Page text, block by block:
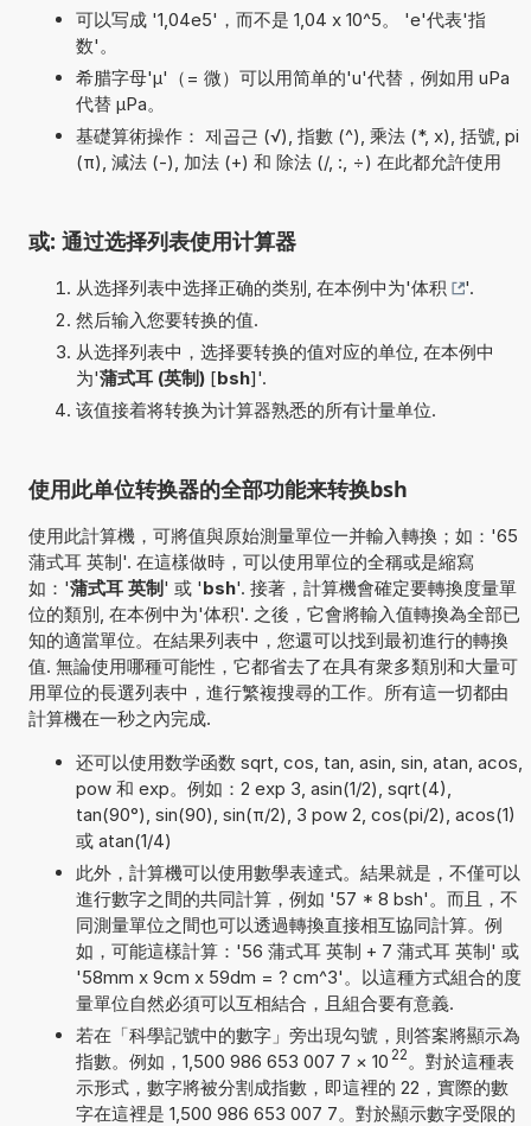
可以写成 '1,04e5'，而不是 1,04 x 10^5。 'e'代表'指
数'。
希腊字母'µ'（= 微）可以用简单的'u'代替，例如用 uPa
代替 µPa。
基礎算術操作： 제곱근 (√), 指數 (^), 乘法 (*, x), 括號, pi
(π), 減法 (-), 加法 (+) 和 除法 (/, :, ÷) 在此都允許使用
或: 通过选择列表使用计算器
从选择列表中选择正确的类别, 在本例中为'体积
'.
然后输入您要转换的值.
从选择列表中，选择要转换的值对应的单位, 在本例中
为'蒲式耳 (英制)[bsh]'.
该值接着将转换为计算器熟悉的所有计量单位.
使用此单位转换器的全部功能来转换bsh
使用此計算機，可將值與原始測量單位一并輸入轉換；如：'65
蒲式耳 英制'. 在這樣做時，可以使用單位的全稱或是縮寫
如：'蒲式耳 英制' 或 'bsh'. 接著，計算機會確定要轉換度量單
位的類別, 在本例中为'体积'. 之後，它會將輸入值轉換為全部已
知的適當單位。在結果列表中，您還可以找到最初進行的轉換
值. 無論使用哪種可能性，它都省去了在具有衆多類別和大量可
用單位的長選列表中，進行繁複搜尋的工作。所有這一切都由
計算機在一秒之內完成.
还可以使用数学函数 sqrt, cos, tan, asin, sin, atan, acos,
pow 和 exp。例如：2 exp 3, asin(1/2), sqrt(4),
tan(90°), sin(90), sin(π/2), 3 pow 2, cos(pi/2), acos(1)
或 atan(1/4)
此外，計算機可以使用數學表達式。結果就是，不僅可以
進行數字之間的共同計算，例如 '57 * 8 bsh'。而且，不
同測量單位之間也可以透過轉換直接相互協同計算。例
如，可能這樣計算：'56 蒲式耳 英制 + 7 蒲式耳 英制' 或
'58mm x 9cm x 59dm = ? cm^3'。以這種方式組合的度
量單位自然必須可以互相結合，且組合要有意義.
若在「科學記號中的數字」旁出現勾號，則答案將顯示為
指數。例如，1,500 986 653 007 7 × 10 22 。對於這種表
示形式，數字將被分割成指數，即這裡的 22，實際的數
字在這裡是 1,500 986 653 007 7。對於顯示數字受限的